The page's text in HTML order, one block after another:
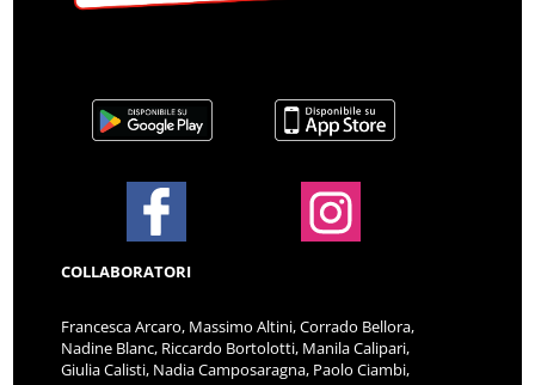
COLLABORATORI
Francesca Arcaro, Massimo Altini, Corrado Bellora,
Nadine Blanc, Riccardo Bortolotti, Manila Calipari,
Giulia Calisti, Nadia Camposaragna, Paolo Ciambi,